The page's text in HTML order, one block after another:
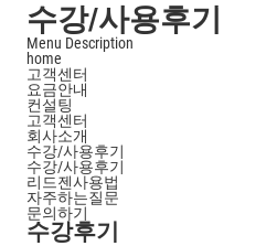
수강/사용후기
Menu Description
home
고객센터
요금안내
컨설팅
고객센터
회사소개
수강/사용후기
수강/사용후기
리드젠사용법
자주하는질문
문의하기
수강후기